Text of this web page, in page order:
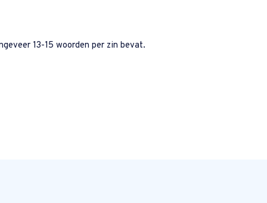
13-15 woorden per zin bevat.